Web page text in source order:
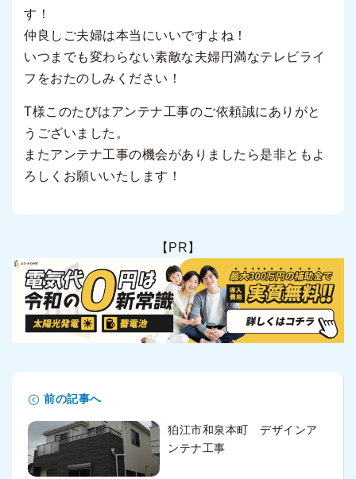
す！
仲良しご夫婦は本当にいいですよね！
いつまでも変わらない素敵な夫婦円満なテレビライ
フをおたのしみください！
T様このたびはアンテナ工事のご依頼誠にありがと
うございました。
またアンテナ工事の機会がありましたら是非ともよ
ろしくお願いいたします！
【PR】
前の記事へ
狛江市和泉本町 デザインア
ンテナ工事